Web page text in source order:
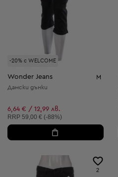
-20% с WELCOME
Wonder Jeans M
Дамски дънки
6,64 € / 12,99 лв.
Препоръчителна цена:
RRP 59,00 € (-88%)
2